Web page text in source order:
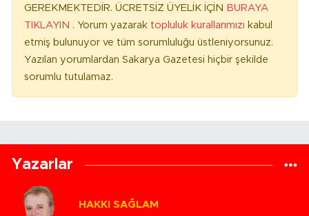
GEREKMEKTEDİR. ÜCRETSİZ ÜYELİK İÇİN BURAYA
TIKLAYIN . Yorum yazarak topluluk kurallarımızı kabul
etmiş bulunuyor ve tüm sorumluluğu üstleniyorsunuz.
Yazılan yorumlardan Sakarya Gazetesi hiçbir şekilde
sorumlu tutulamaz.
Yazarlar
HAKKI SAĞLAM